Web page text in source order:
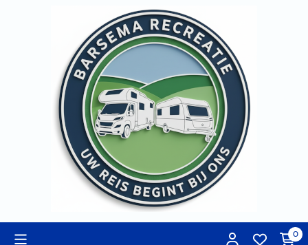
Cookievoorkeuren zijn momenteel gesloten.
0